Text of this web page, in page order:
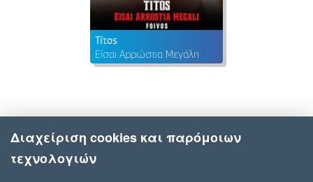
Τίτος
Είσαι Αρρώστια Μεγάλη
Διαχείριση cookies και παρόμοιων
τεχνολογιών